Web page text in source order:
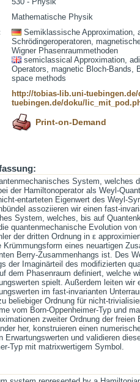
Mathematische Physik
Semiklassische Approximation,
Schrödingeroperatoren,
Wigner Phasenraummethoden
semiclassical Approximation,
Operators, magnetic Bloch-Bands,
space methods
http://tobias-lib.uni-
tuebingen.de/doku/
Print-on-Demand
System, welches
der Hamiltonoperator als Weyl-
entarteten Eigenwert des Weyl-
assoziieren wir einen fast-
System, welches, bis auf
quantenmechanische Evolution
der dritten Ordnung in ε
eines neuartigen
Berry-Zusammenhangs ist. Des
der Imaginärteil des modifizierten
dem Phasenraum definiert, welche
spielt. Außerdem leiten
im fast-invarianten
beliebiger Ordnung für nicht-
vom Born-Oppenheimer-Typ und
zweiter Ordnung der
her, konstruieren einen
Erwartungswerten und validieren
Typ mit matrixwertigem Symbol.